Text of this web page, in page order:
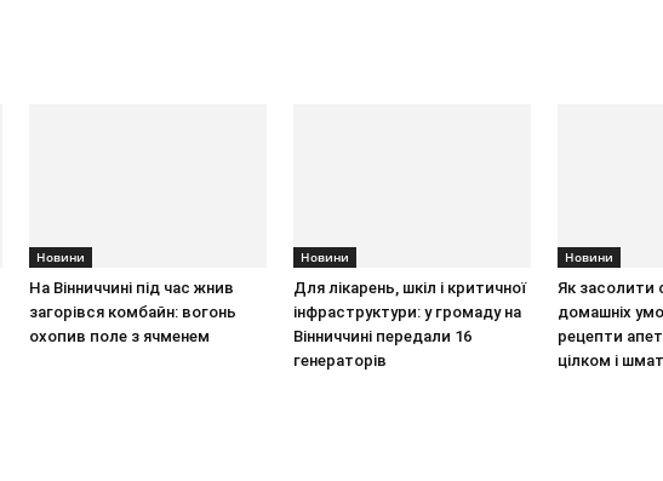
Новини
На Вінниччині під час жнив
загорівся комбайн: вогонь
охопив поле з ячменем
Новини
Для лікарень, шкіл і критичної
інфраструктури: у громаду на
Вінниччині передали 16
генераторів
Новини
Як засолити
домашніх
рецепти
цілком і